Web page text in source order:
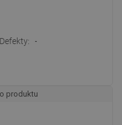
Defekty -
produktu